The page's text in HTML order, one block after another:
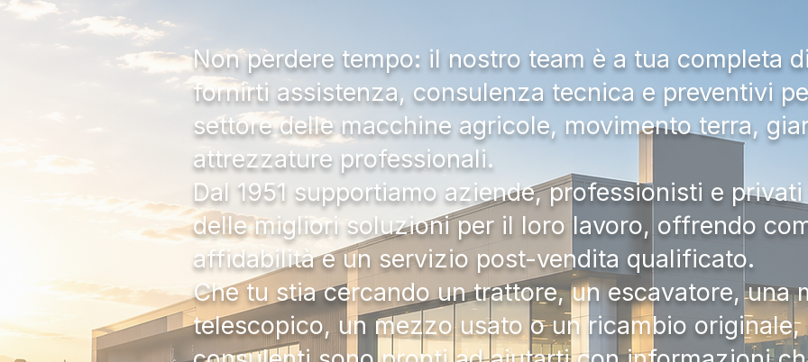
Non perdere tempo: il nostro team è a tua completa
fornirti assistenza, consulenza tecnica e preventivi
settore delle macchine agricole, movimento terra,
attrezzature professionali.
Dal 1951 supportiamo aziende, professionisti e
delle migliori soluzioni per il loro lavoro, offrendo
affidabilità e un servizio post-vendita qualificato.
Che tu stia cercando un trattore, un escavatore, una
telescopico, un mezzo usato o un ricambio